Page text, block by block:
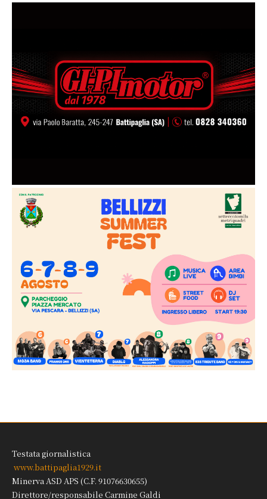
Testata giornalistica
www.battipaglia1929.it
Minerva ASD APS (C.F. 91076630655)
Direttore/responsabile Carmine Galdi